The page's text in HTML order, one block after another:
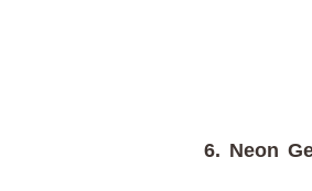
6. Neon